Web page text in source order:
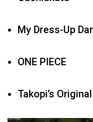
My Dress-Up
ONE PIECE
Takopi’s